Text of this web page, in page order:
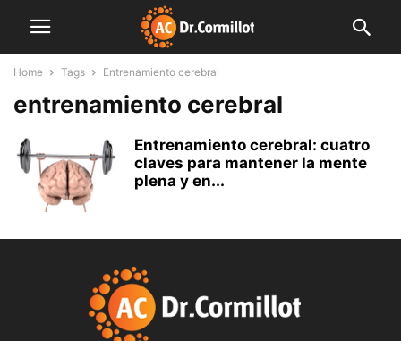
Home Tags Entrenamiento cerebral
entrenamiento cerebral
Entrenamiento cerebral: cuatro
claves para mantener la mente
plena y en...